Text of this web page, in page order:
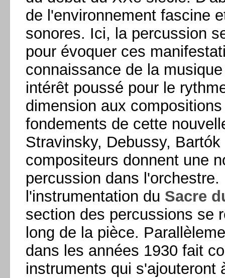
de l'environnement fascine
sonores. Ici, la percussion
pour évoquer ces
connaissance de la
intérêt poussé pour le
dimension aux
fondements de cette
Stravinsky, Debussy,
compositeurs donnent une
percussion dans
l'instrumentation du Sacre
section des percussions se
long de la pièce.
dans les années 1930 fait
instruments qui s'ajouteront